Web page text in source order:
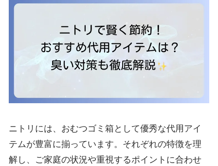
ニトリには、おむつゴミ箱として優秀な代用アイ
テムが豊富に揃っています。それぞれの特徴を理
解し、ご家庭の状況や重視するポイントに合わせ